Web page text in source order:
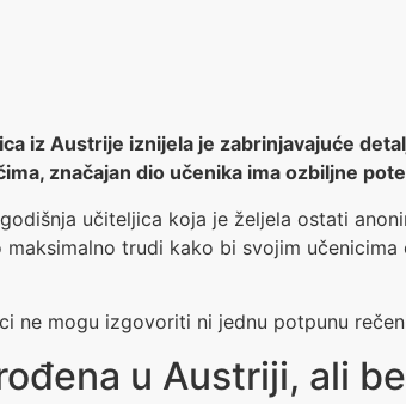
iz Austrije iznijela je zabrinjavajuće
značajan dio učenika ima ozbiljne
učiteljica koja je željela ostati
maksimalno trudi kako bi svojim
ne mogu izgovoriti ni jednu potpunu
u Austriji, ali